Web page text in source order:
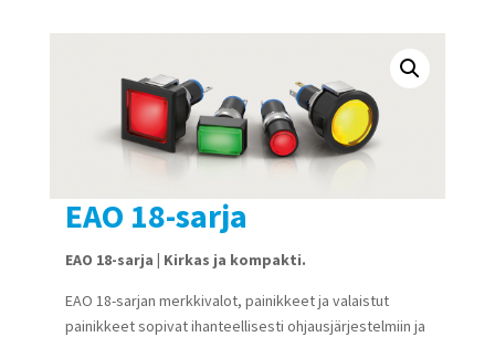
EAO 18-sarja
EAO 18-sarja | Kirkas ja kompakti.
EAO 18-sarjan merkkivalot, painikkeet ja valaistut
painikkeet sopivat ihanteellisesti ohjausjärjestelmiin ja